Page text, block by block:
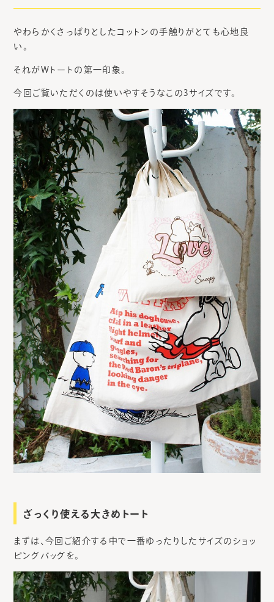
やわらかくさっぱりとしたコットンの手触りがとても心地良
い。
それがWトートの第一印象。
今回ご覧いただくのは使いやすそうなこの3サイズです。
ざっくり使える大きめトート
まずは、今回ご紹介する中で一番ゆったりしたサイズのショッ
ピングバッグを。